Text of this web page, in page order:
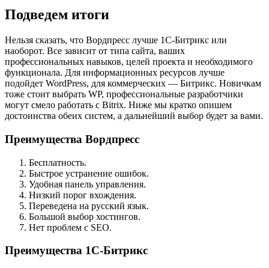
Подведем итоги
Нельзя сказать, что Вордпресс лучше 1С-Битрикс или
наоборот. Все зависит от типа сайта, ваших
профессиональных навыков, целей проекта и необходимого
функционала. Для информационных ресурсов лучше
подойдет WordPress, для коммерческих — Битрикс. Новичкам
тоже стоит выбрать WP, профессиональные разработчики
могут смело работать с Bitrix. Ниже мы кратко опишем
достоинства обеих систем, а дальнейший выбор будет за вами.
Преимущества Вордпресс
Бесплатность.
Быстрое устранение ошибок.
Удобная панель управления.
Низкий порог вхождения.
Переведена на русский язык.
Большой выбор хостингов.
Нет проблем с SEO.
Преимущества 1С-Битрикс